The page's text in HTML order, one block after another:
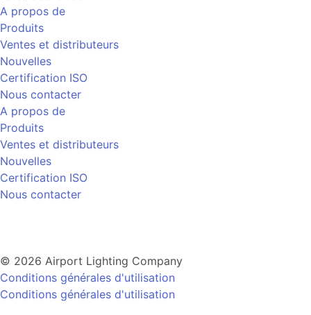
A propos de
Produits
Ventes et distributeurs
Nouvelles
Certification ISO
Nous contacter
A propos de
Produits
Ventes et distributeurs
Nouvelles
Certification ISO
Nous contacter
© 2026 Airport Lighting Company
Conditions générales d'utilisation
Conditions générales d'utilisation